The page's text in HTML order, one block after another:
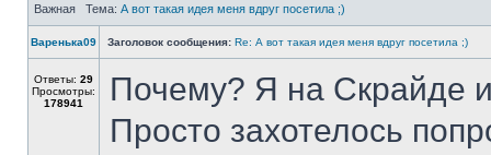
Важная Тема: А вот такая идея меня вдруг посетила ;)
Варенька09 Заголовок сообщения: Re: А вот такая идея меня вдруг посетила ;)
Ответы: 29
Просмотры:
178941
Почему? Я на Скрайде
Просто захотелось